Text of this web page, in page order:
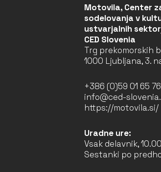
Motovila, Center
sodelovanja v
ustvarjalnih
CED Slovenia
Trg prekomorskih
1000 Ljubljana, 3.
+386 (0)59 01 65 76
info@ced-
https://motovila.si/
Uradne ure:
Vsak delavnik,
Sestanki po